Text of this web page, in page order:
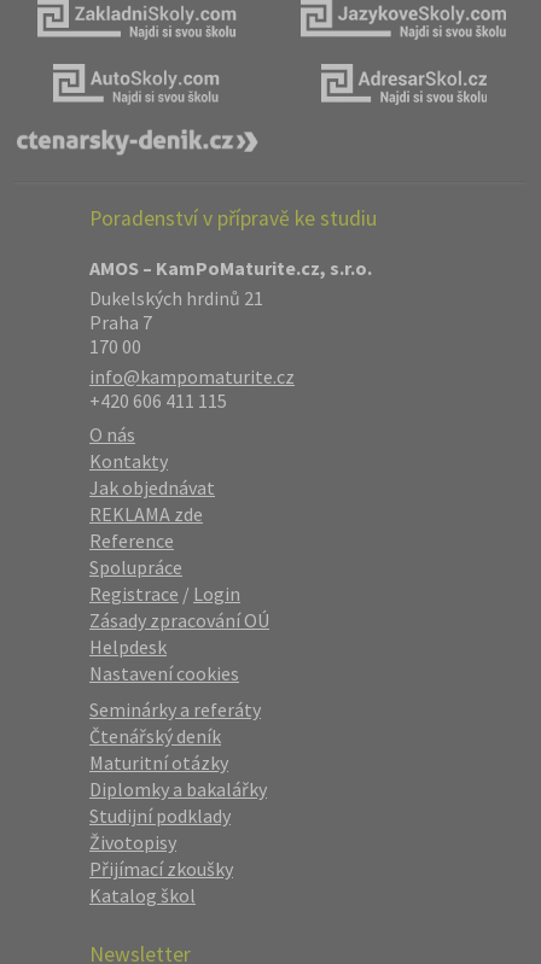
Poradenství v přípravě ke studiu
AMOS – KamPoMaturite.cz, s.r.o.
Dukelských hrdinů 21
Praha 7
170 00
info@kampomaturite.cz
+420 606 411 115
O nás
Kontakty
Jak objednávat
REKLAMA zde
Reference
Spolupráce
Registrace / Login
Zásady zpracování OÚ
Helpdesk
Nastavení cookies
Seminárky a referáty
Čtenářský deník
Maturitní otázky
Diplomky a bakalářky
Studijní podklady
Životopisy
Přijímací zkoušky
Katalog škol
Newsletter